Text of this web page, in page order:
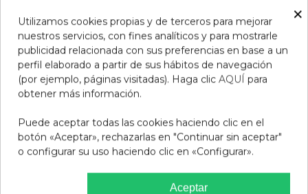
PERFUME ELEGANT 53ML
6,50 €
Ver más
6,50 €
Ver más
×
Utilizamos cookies propias y de terceros para mejorar
nuestros servicios, con fines analíticos y para mostrarle
publicidad relacionada con sus preferencias en base a un
perfil elaborado a partir de sus hábitos de navegación
(por ejemplo, páginas visitadas). Haga clic AQUÍ para
obtener más información.
Puede aceptar todas las cookies haciendo clic en el
botón «Aceptar», rechazarlas en "Continuar sin aceptar"
o configurar su uso haciendo clic en «Configurar».
Aceptar